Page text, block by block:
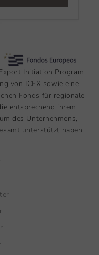
Initiation Program
von ICEX sowie eine
Fonds für regionale
entsprechend ihrem
des Unternehmens,
unterstützt haben.